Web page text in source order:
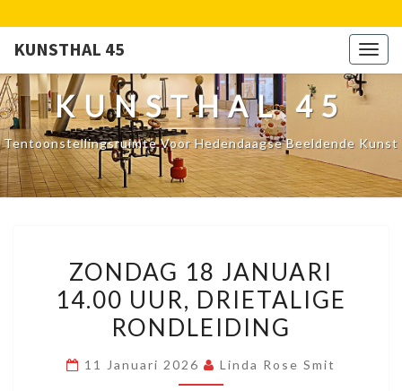
KUNSTHAL 45
KUNSTHAL 45
Tentoonstellingsruimte Voor Hedendaagse Beeldende Kunst
18
JANUARI
14.00
DRIETALIGE
ZONDAG 18 JANUARI
14.00 UUR, DRIETALIGE
RONDLEIDING
11 Januari 2026 Linda Rose Smit